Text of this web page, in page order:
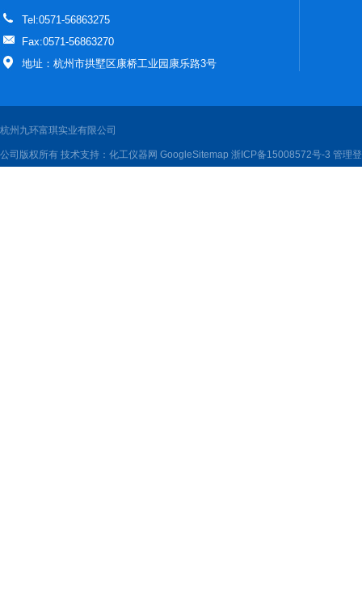
Tel:0571-56863275
Fax:0571-56863270
地址：杭州市拱墅区康桥工业园康乐路3号
杭州九环富琪实业有限公司
公司版权所有 技术支持： 化工仪器网 GoogleSitemap 浙ICP备15008572号-3 管理